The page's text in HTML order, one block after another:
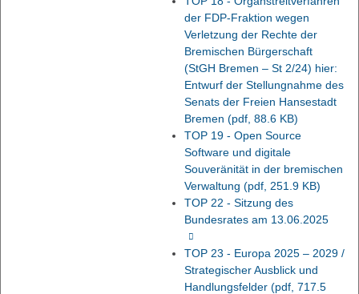
der FDP-Fraktion wegen
Verletzung der Rechte der
Bremischen Bürgerschaft
(StGH Bremen – St 2/24) hier:
Entwurf der Stellungnahme des
Senats der Freien Hansestadt
Bremen (pdf, 88.6 KB)
TOP 19 - Open Source
Software und digitale
Souveränität in der bremischen
Verwaltung (pdf, 251.9 KB)
TOP 22 - Sitzung des
Bundesrates am 13.06.2025
TOP 23 - Europa 2025 – 2029 /
Strategischer Ausblick und
Handlungsfelder (pdf, 717.5